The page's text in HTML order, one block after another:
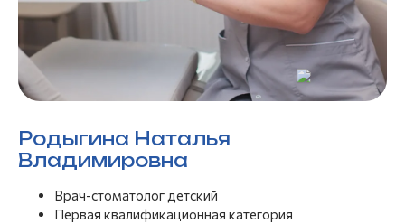
Родыгина Наталья
Владимировна
Врач-стоматолог детский
Первая квалификационная категория